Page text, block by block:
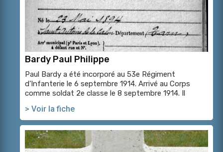
Bardy Paul Philippe
Paul Bardy a été incorporé au 53e Régiment
d’Infanterie le 6 septembre 1914. Arrivé au Corps
comme soldat 2e classe le 8 septembre 1914. Il
> Voir la fiche